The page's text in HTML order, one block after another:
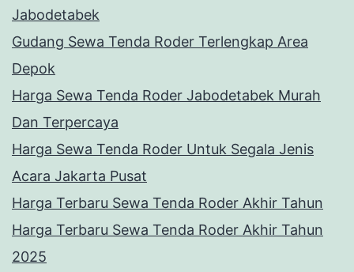
Jabodetabek
Gudang Sewa Tenda Roder Terlengkap Area
Depok
Harga Sewa Tenda Roder Jabodetabek Murah
Dan Terpercaya
Harga Sewa Tenda Roder Untuk Segala Jenis
Acara Jakarta Pusat
Harga Terbaru Sewa Tenda Roder Akhir Tahun
Harga Terbaru Sewa Tenda Roder Akhir Tahun
2025